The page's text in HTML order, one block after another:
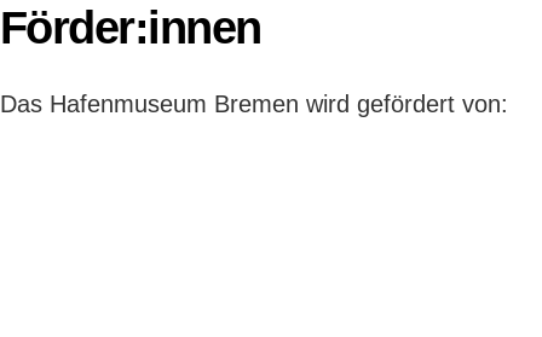
Förder:innen
Das Hafenmuseum Bremen wird gefördert von: